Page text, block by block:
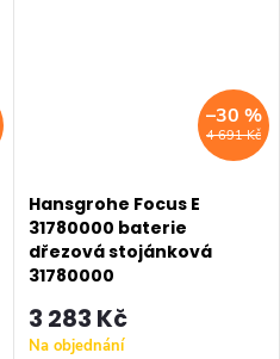
4 691 Kč
–30 %
Hansgrohe Focus E
31780000 baterie
dřezová stojánková
31780000
3 283 Kč
Na objednání